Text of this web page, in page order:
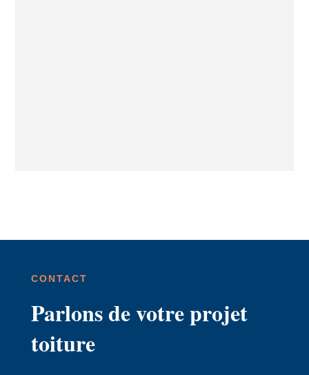
CONTACT
Parlons de votre projet
toiture